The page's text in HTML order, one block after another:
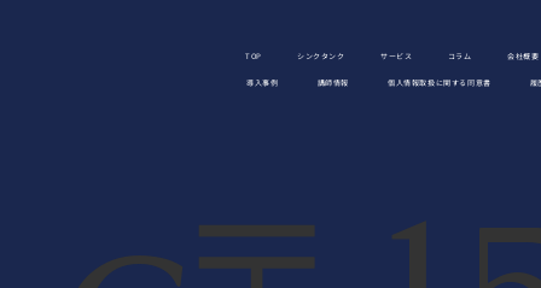
TOP シンクタンク サービス コラム 会社概要
導入事例 講師情報 個人情報取扱に関する同意書 履